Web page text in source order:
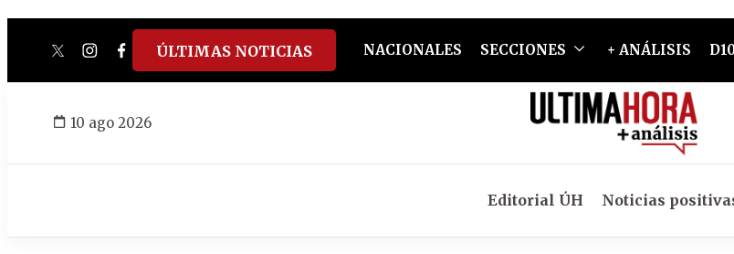
twitterinstagram
facebook
tiktokyoutube
spotify
ÚLTIMAS NOTICIAS NACIONALES SECCIONES + ANÁLISIS
10 ago 2026
Editorial ÚH Noticias